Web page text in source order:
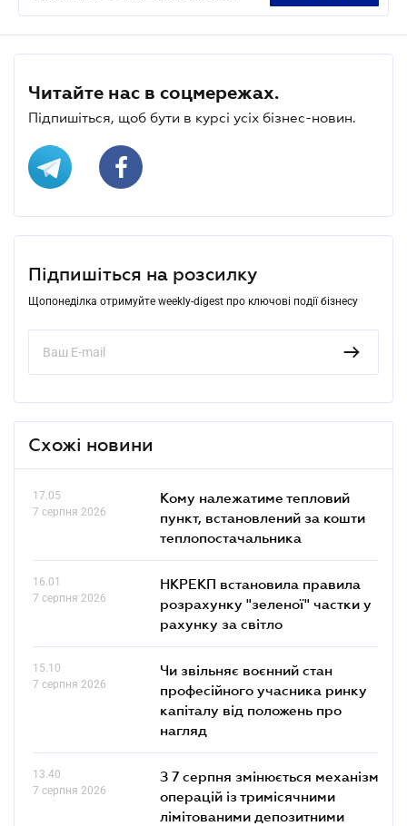
Читайте нас в соцмережах.
Підпишіться, щоб бути в курсі усіх бізнес-новин.
Підпишіться на розсилку
Щопонеділка отримуйте weekly-digest про ключові події бізнесу
Схожі новини
17.05
7 серпня 2026
Кому належатиме тепловий
пункт, встановлений за кошти
теплопостачальника
16.01
7 серпня 2026
НКРЕКП встановила правила
розрахунку "зеленої" частки у
рахунку за світло
15.10
7 серпня 2026
Чи звільняє воєнний стан
професійного учасника ринку
капіталу від положень про
нагляд
13.40
7 серпня 2026
З 7 серпня змінюється механізм
операцій із тримісячними
лімітованими депозитними